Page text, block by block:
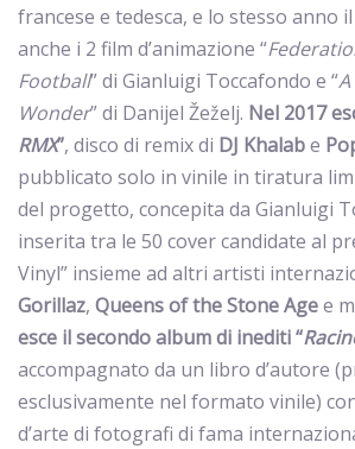
francese e tedesca, e lo stesso anno
anche i 2 film d’animazione “
Football” di Gianluigi Toccafondo e “
Wonder” di Danijel Žeželj. Nel 2017
RMX”, disco di remix di DJ Khalabe
pubblicato solo in vinile in tiratura
del progetto, concepita da Gianluigi
inserita tra le 50 cover candidate al
Vinyl” insieme ad altri artisti
Gorillaz, Queens of the Stone Agee
esce il secondo album di inediti “
accompagnato da un libro d’autore
esclusivamente nel formato vinile)
d’arte di fotografi di fama